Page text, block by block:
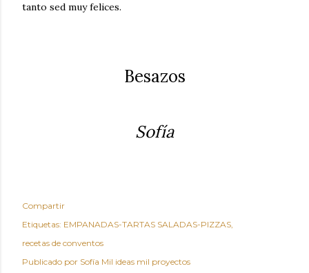
tanto sed muy felices.
Besazos
Sofía
Compartir
Etiquetas: EMPANADAS-TARTAS SALADAS-PIZZAS
recetas de conventos
Publicado por Sofía Mil ideas mil proyectos